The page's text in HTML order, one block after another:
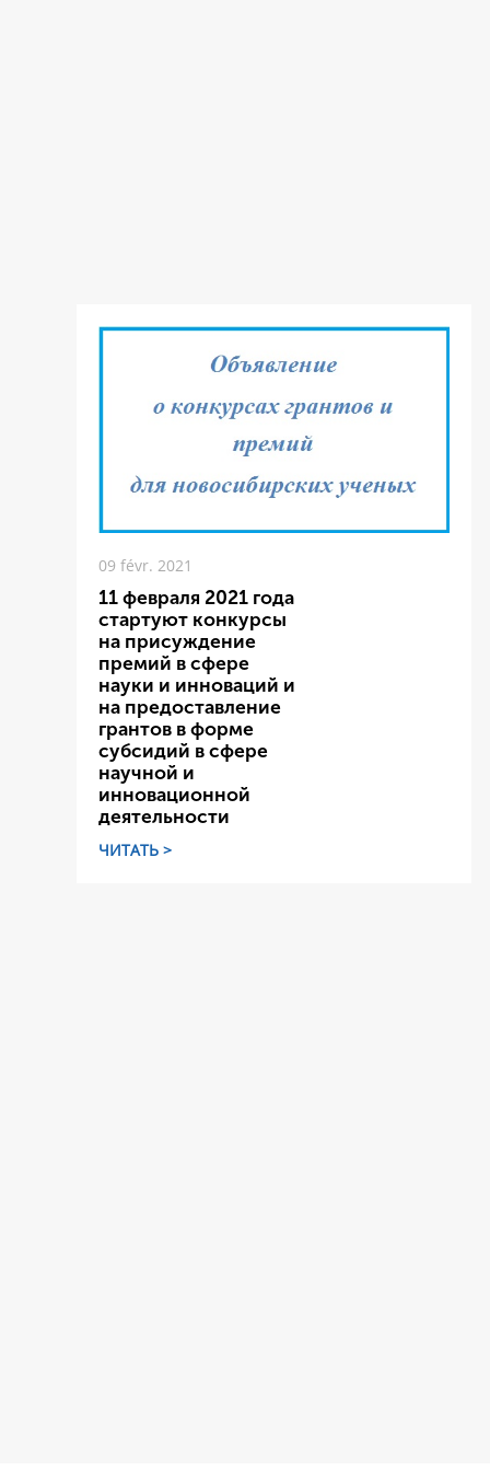
09 févr. 2021
11 февраля 2021 года
стартуют конкурсы
на присуждение
премий в сфере
науки и инноваций и
на предоставление
грантов в форме
субсидий в сфере
научной и
инновационной
деятельности
ЧИТАТЬ >